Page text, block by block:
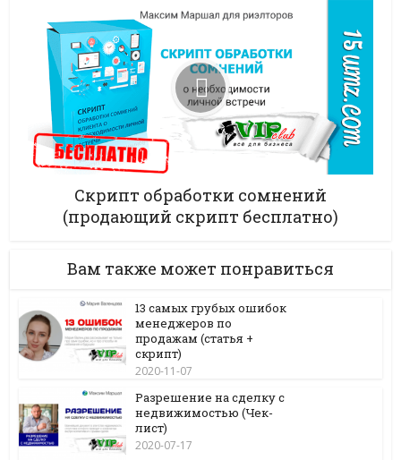
Скрипт обработки сомнений
(продающий скрипт бесплатно)
Вам также может понравиться
13 самых грубых ошибок
менеджеров по
продажам (статья +
скрипт)
2020-11-07
Разрешение на сделку с
недвижимостью (Чек-
лист)
2020-07-17